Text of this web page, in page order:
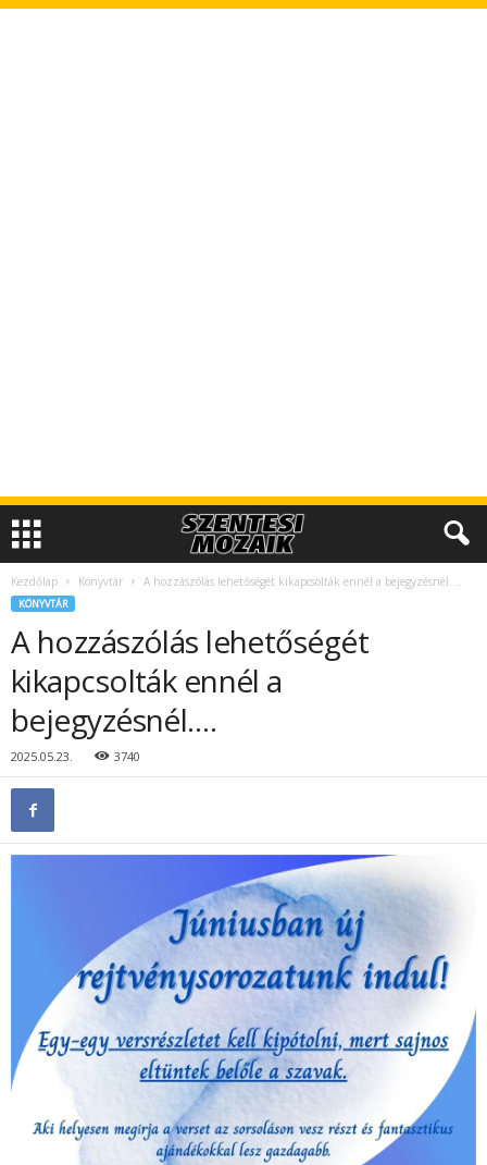
Kezdőlap Könyvtár A hozzászólás lehetőségét kikapcsolták ennél a bejegyzésnél….
KÖNYVTÁR
A hozzászólás lehetőségét
kikapcsolták ennél a
bejegyzésnél….
2025.05.23. 3740